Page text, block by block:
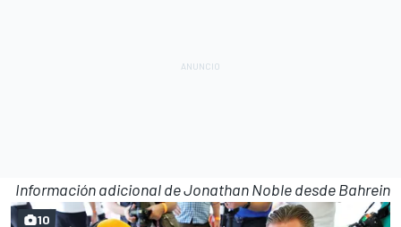
Información adicional de Jonathan Noble desde Bahrein
10